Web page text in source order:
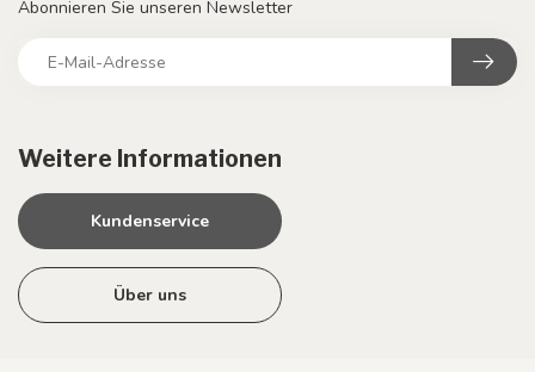
Weitere Informationen
Kundenservice
Über uns
Abonnieren Sie unseren Newsletter